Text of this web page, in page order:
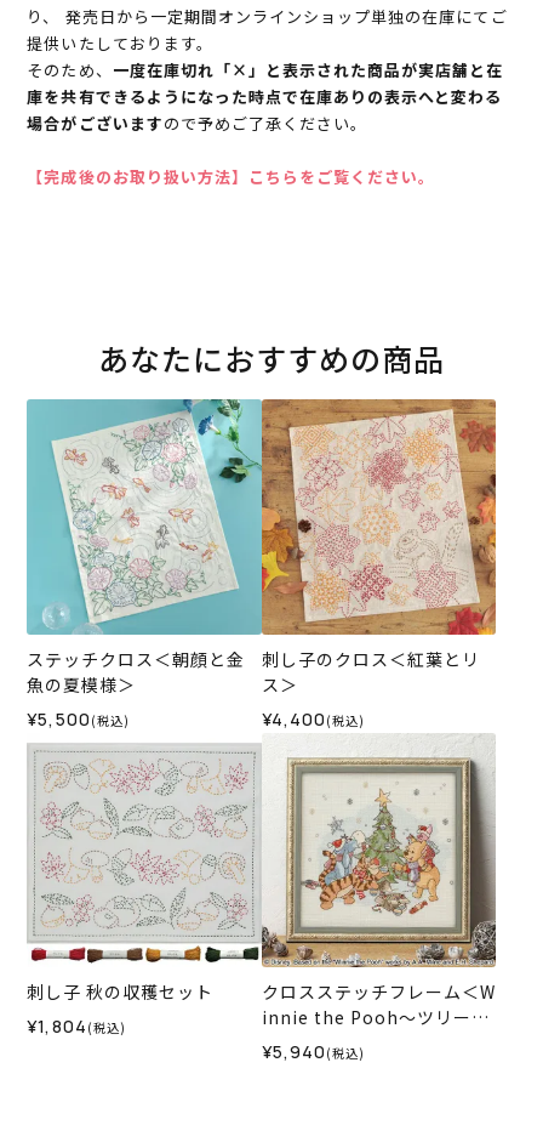
り、 発売日から一定期間オンラインショップ単独の在庫にてご
提供いたしております。
そのため、 一度在庫切れ「×」と表示された商品が実店舗と在
庫を共有できるようになった時点で在庫ありの表示へと変わる
場合がございますので予めご了承ください。
【完成後のお取り扱い方法】こちらをご覧ください。
あなたにおすすめの商品
ステッチクロス＜朝顔と金
魚の夏模様＞
¥5,500 (税込)
刺し子のクロス＜紅葉とリ
ス＞
¥4,400 (税込)
刺し子 秋の収穫セット
¥1,804 (税込)
クロスステッチフレーム＜W
innie the Pooh～ツリーの
飾りつけ～＞
¥5,940 (税込)